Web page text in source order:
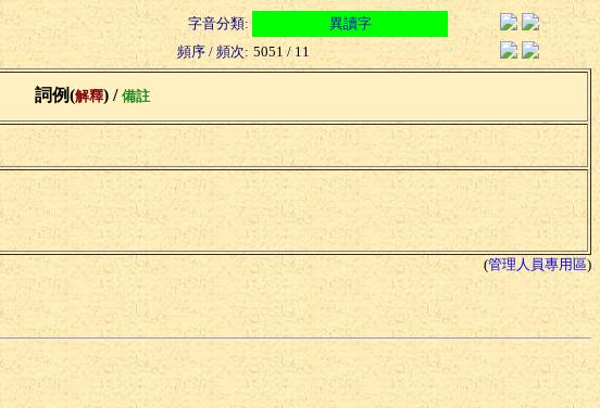
字音分類:
異讀字
頻序 / 頻次: 5051 / 11
詞例(解釋) / 備註
(管理人員專用區)